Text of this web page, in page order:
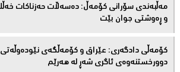
مەڵبەندى سۆرانى کۆمەڵ: دەسەڵات حەزناکات
و ڕەوشتى جوان بێت
کۆمەڵى دادگەرى: عێراق و كۆمەڵگەی نێودەوڵەتی
دوورخستنەوەى ئاگری شەڕ لە هەرێم